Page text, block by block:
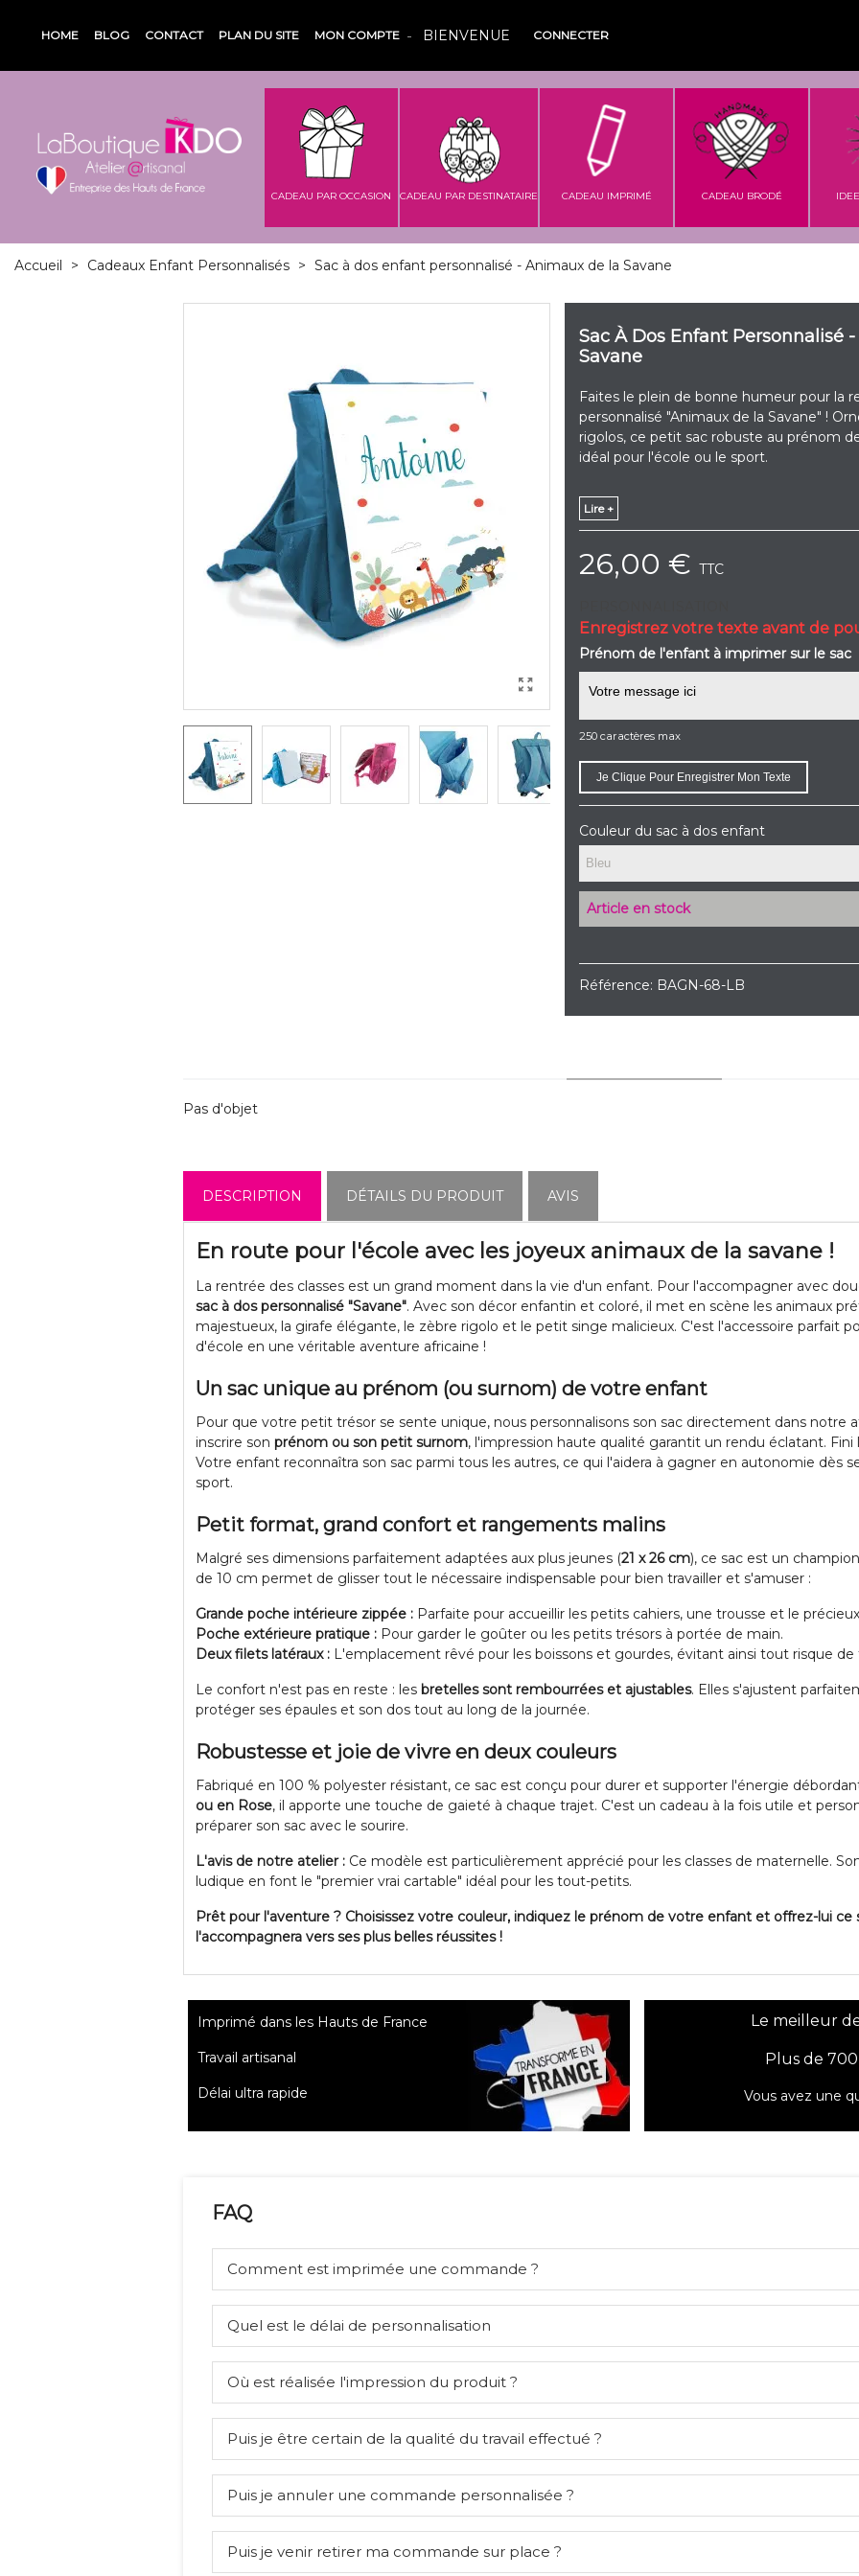
HOME BLOG CONTACT PLAN DU SITE MON COMPTE BIENVENUE CONNECTER
CADEAU PAR OCCASION CADEAU PAR DESTINATAIRE CADEAU IMPRIMÉ CADEAU BRODÉ
Accueil > Cadeaux Enfant Personnalisés > Sac à dos enfant personnalisé - Animaux de la Savane
Sac À Dos Enfant Personnalisé
Savane
Faites le plein de bonne humeur pour la
personnalisé "Animaux de la Savane" !
rigolos, ce petit sac robuste au prénom
idéal pour l'école ou le sport.
Lire +
26,00 € TTC
Enregistrez votre texte avant de
Prénom de l'enfant à imprimer sur le sac
250 caractères max
Je Clique Pour Enregistrer Mon Texte
Couleur du sac à dos enfant
Article en stock
Référence: BAGN-68-LB
Pas d'objet
DESCRIPTION DÉTAILS DU PRODUIT AVIS
En route pour l'école avec les joyeux animaux de la savane !
La rentrée des classes est un grand moment dans la vie d'un enfant. Pour l'accompagner avec
sac à dos personnalisé "Savane". Avec son décor enfantin et coloré, il met en scène les animaux
majestueux, la girafe élégante, le zèbre rigolo et le petit singe malicieux. C'est l'accessoire parfait
d'école en une véritable aventure africaine !
Un sac unique au prénom (ou surnom) de votre enfant
Pour que votre petit trésor se sente unique, nous personnalisons son sac directement dans notre
inscrire son prénom ou son petit surnom, l'impression haute qualité garantit un rendu éclatant. Fini
Votre enfant reconnaîtra son sac parmi tous les autres, ce qui l'aidera à gagner en autonomie dès
sport.
Petit format, grand confort et rangements malins
Malgré ses dimensions parfaitement adaptées aux plus jeunes (21 x 26 cm), ce sac est un
de 10 cm permet de glisser tout le nécessaire indispensable pour bien travailler et s'amuser :
Grande poche intérieure zippée : Parfaite pour accueillir les petits cahiers, une trousse et le
Poche extérieure pratique : Pour garder le goûter ou les petits trésors à portée de main.
Deux filets latéraux : L'emplacement rêvé pour les boissons et gourdes, évitant ainsi tout risque de
Le confort n'est pas en reste : les bretelles sont rembourrées et ajustables. Elles s'ajustent
protéger ses épaules et son dos tout au long de la journée.
Robustesse et joie de vivre en deux couleurs
Fabriqué en 100 % polyester résistant, ce sac est conçu pour durer et supporter l'énergie
ou en Rose, il apporte une touche de gaieté à chaque trajet. C'est un cadeau à la fois utile et
préparer son sac avec le sourire.
L'avis de notre atelier : Ce modèle est particulièrement apprécié pour les classes de maternelle.
ludique en font le "premier vrai cartable" idéal pour les tout-petits.
Prêt pour l'aventure ? Choisissez votre couleur, indiquez le prénom de votre enfant et offrez-lui ce
l'accompagnera vers ses plus belles réussites !
Imprimé dans les Hauts de France
Travail artisanal
Délai ultra rapide
Le meilleur
Plus de
Vous avez une
FAQ
Comment est imprimée une commande ?
Quel est le délai de personnalisation
Où est réalisée l'impression du produit ?
Puis je être certain de la qualité du travail effectué ?
Puis je annuler une commande personnalisée ?
Puis je venir retirer ma commande sur place ?